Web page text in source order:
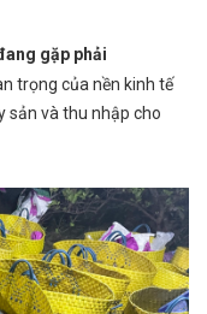
gặp phải
trọng của nền kinh tế
sản và thu nhập cho